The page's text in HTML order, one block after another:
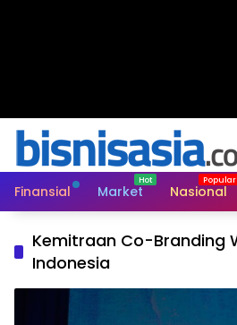
Finansial Market Nasional
Kemitraan Co-Branding
Indonesia